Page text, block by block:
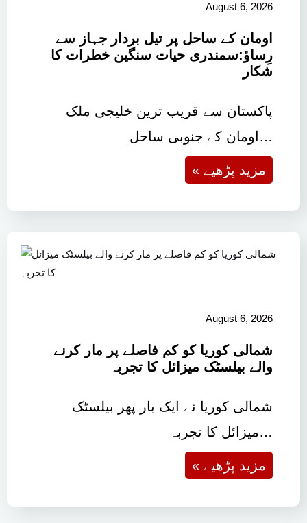
August 6, 2026
اومان کے ساحل پر تیل بردار جہاز سے
رِساؤ:سمندری حیات سنگین خطرات کا
شکار
پاکستان سے قریب ترین خلیجی ملک
اومان کے جنوبی ساحل…
« مزید پڑھیے
August 6, 2026
شمالی کوریا کو کم فاصلے پر مار کرنے
والے بیلسٹک میزائل کا تجربہ
شمالی کوریا نے ایک بار پھر بیلسٹک
میزائل کا تجربہ…
« مزید پڑھیے